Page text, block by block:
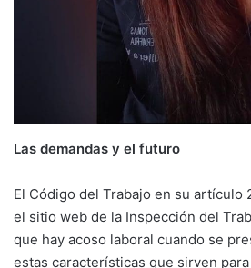
Las demandas y el futuro
El Código del Trabajo en su artículo
el sitio web de la Inspección del
que hay acoso laboral cuando se
estas características que sirven